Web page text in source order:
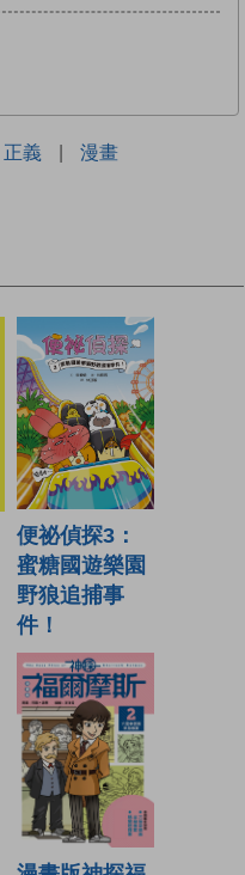
正義 | 漫畫
便祕偵探3：
蜜糖國遊樂園
野狼追捕事
件！